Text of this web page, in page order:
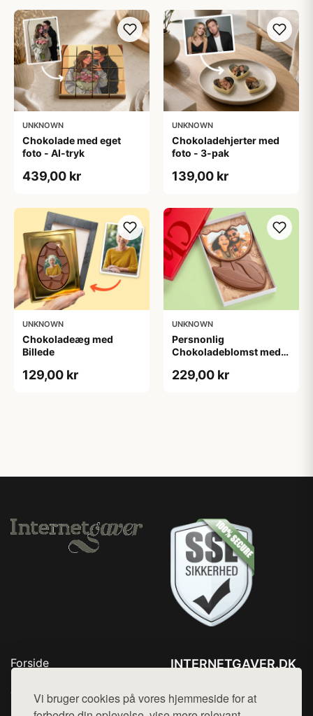
Vi bruger cookies på vores hjemmeside for at
UNKNOWN
Chokolade med eget
foto - AI-tryk
439,00 kr
UNKNOWN
Chokoladehjerter med
foto - 3-pak
139,00 kr
UNKNOWN
Chokoladeæg med
Billede
129,00 kr
UNKNOWN
Persnonlig
Chokoladeblomst med
229,00 kr
Forside
Top Rabatter
Blog
INTERNETGAVER.DK
Mail: hej@want.dk